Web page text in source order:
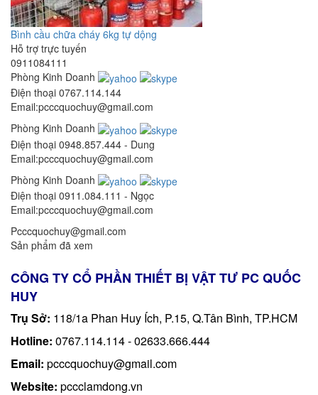
Bình cầu chữa cháy 6kg tự dộng
Hỗ trợ trực tuyến
0911084111
Phòng Kinh Doanh
Điện thoại 0767.114.144
Email:pcccquochuy@gmail.com
Phòng Kinh Doanh
Điện thoại 0948.857.444 - Dung
Email:pcccquochuy@gmail.com
Phòng Kinh Doanh
Điện thoại 0911.084.111 - Ngọc
Email:pcccquochuy@gmail.com
Pcccquochuy@gmail.com
Sản phẩm đã xem
CÔNG TY CỔ PHẦN THIẾT BỊ VẬT TƯ PC QUỐC
HUY
Trụ Sở: 118/1a Phan Huy Ích, P.15, Q.Tân Bình, TP.HCM
Hotline: 0767.114.114 - 02633.666.444
Email: pcccquochuy@gmail.com
Website: pccclamdong.vn